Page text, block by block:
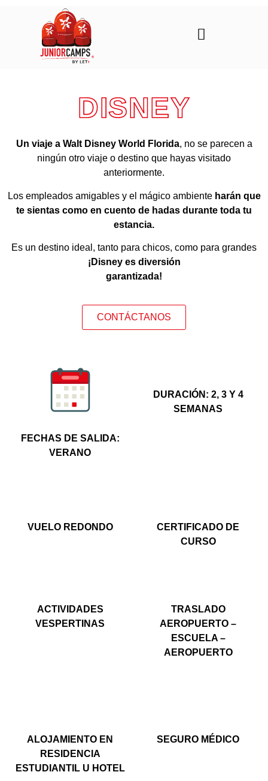
DISNEY
Un viaje a Walt Disney World Florida, no se parecen a
ningún otro viaje o destino que hayas visitado
anteriormente.
Los empleados amigables y el mágico ambiente harán que
te sientas como en cuento de hadas durante toda tu
estancia.
Es un destino ideal, tanto para chicos, como para grandes
¡Disney es diversión
garantizada!
CONTÁCTANOS
FECHAS DE SALIDA:
VERANO
DURACIÓN: 2, 3 Y 4
SEMANAS
VUELO REDONDO
CERTIFICADO DE
CURSO
ACTIVIDADES
VESPERTINAS
TRASLADO
AEROPUERTO –
ESCUELA –
AEROPUERTO
ALOJAMIENTO EN
RESIDENCIA
ESTUDIANTIL U HOTEL
SEGURO MÉDICO